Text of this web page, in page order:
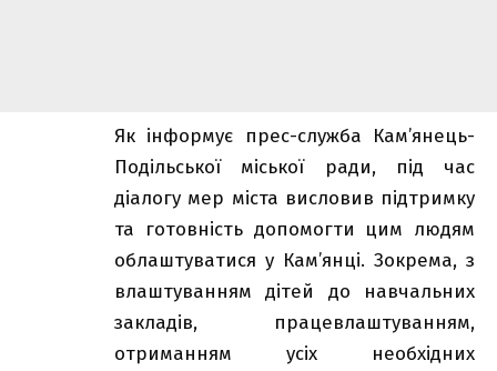
Як інформує прес-служба Кам’янець-
Подільської міської ради, під час
діалогу мер міста висловив підтримку
та готовність допомогти цим людям
облаштуватися у Кам’янці. Зокрема, з
влаштуванням дітей до навчальних
закладів, працевлаштуванням,
отриманням усіх необхідних